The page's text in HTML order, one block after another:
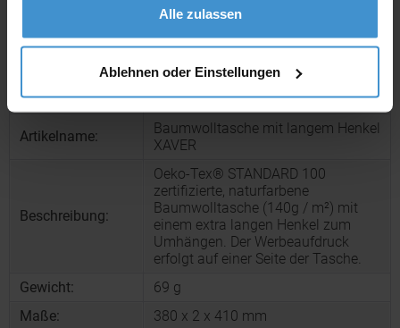
Alle zulassen
Ablehnen oder Einstellungen
Muster bestellen
Produktinformationen zu diesem Werbeartikel
Artikelnummer:
MCM6346506
Artikelname:
Baumwolltasche mit langem Henkel
XAVER
Beschreibung:
Oeko-Tex® STANDARD 100
zertifizierte, naturfarbene
Baumwolltasche (140g / m²) mit
einem extra langen Henkel zum
Umhängen. Der Werbeaufdruck
erfolgt auf einer Seite der Tasche.
Gewicht:
69 g
Maße:
380 x 2 x 410 mm